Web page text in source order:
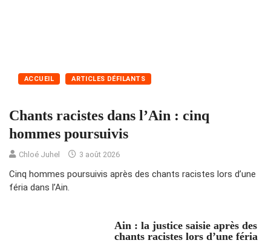
ACCUEIL ARTICLES DÉFILANTS
Chants racistes dans l’Ain : cinq
hommes poursuivis
Chloé Juhel 3 août 2026
Cinq hommes poursuivis après des chants racistes lors d’une
féria dans l’Ain.
Ain : la justice saisie après des
chants racistes lors d’une féria